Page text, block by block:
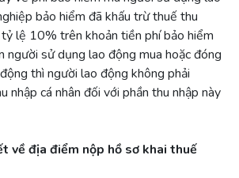
bảo hiểm đã khấu trừ thuế thu
lệ 10% trên khoản tiền phí bảo hiểm
người sử dụng lao động mua hoặc đóng
thì người lao động không phải
nhập cá nhân đối với phần thu nhập này
về địa điểm nộp hồ sơ khai thuế